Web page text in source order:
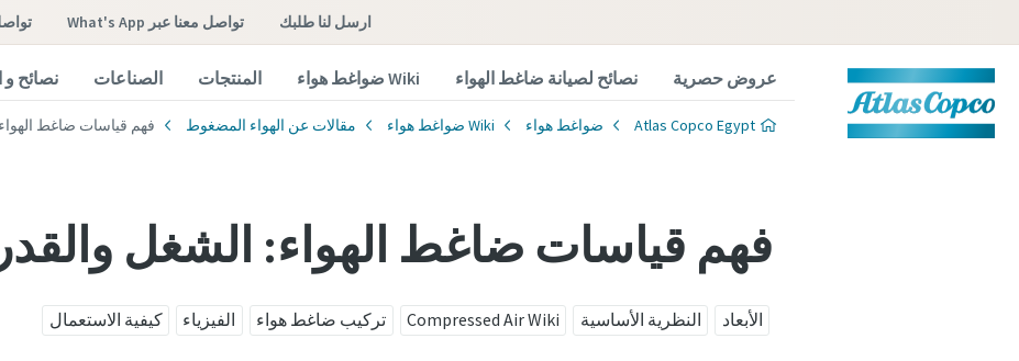
ارسل لنا طلبك تواصل معنا عبر What's App
عروض حصرية نصائح لصيانة ضاغط الهواء Wiki ضواغط هواء المنتجات الصناعات نصائح
Atlas Copco Egypt ضواغط هواء Wiki ضواغط هواء مقالات عن الهواء المضغوط فهم قياسات ضاغط
فهم قياسات ضاغط الهواء: الشغل
الأبعاد النظرية الأساسية Compressed Air Wiki تركيب ضاغط هواء الفيزياء كيفية الاستعمال